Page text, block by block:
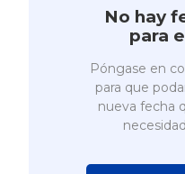
No hay
para
Póngase en
para que
nueva fecha